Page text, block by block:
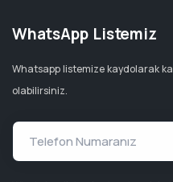
WhatsApp Listemiz
Whatsapp listemize kaydolarak
olabilirsiniz.